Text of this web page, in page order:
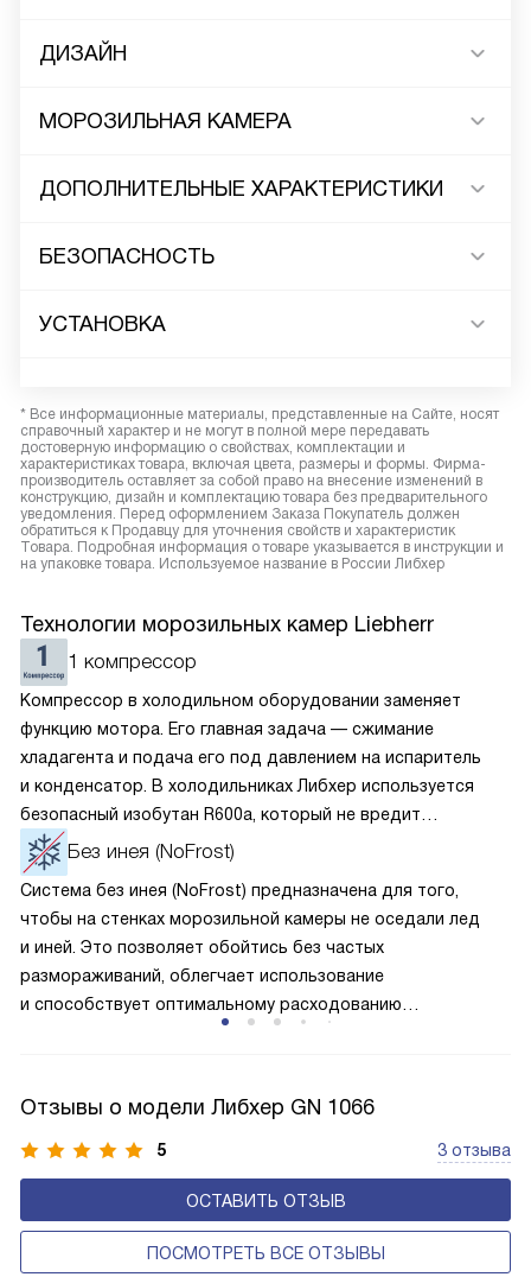
ДИЗАЙН
МОРОЗИЛЬНАЯ КАМЕРА
ДОПОЛНИТЕЛЬНЫЕ ХАРАКТЕРИСТИКИ
БЕЗОПАСНОСТЬ
УСТАНОВКА
* Все информационные материалы, представленные на Сайте, носят
справочный характер и не могут в полной мере передавать
достоверную информацию о свойствах, комплектации и
характеристиках товара, включая цвета, размеры и формы. Фирма-
производитель оставляет за собой право на внесение изменений в
конструкцию, дизайн и комплектацию товара без предварительного
уведомления. Перед оформлением Заказа Покупатель должен
обратиться к Продавцу для уточнения свойств и характеристик
Товара. Подробная информация о товаре указывается в инструкции и
на упаковке товара. Используемое название в России Либхер
Технологии морозильных камер Liebherr
1 компрессор
Компрессор в холодильном оборудовании заменяет
функцию мотора. Его главная задача — сжимание
хладагента и подача его под давлением на испаритель
и конденсатор. В холодильниках Либхер используется
безопасный изобутан R600a, который не вредит
окружающей среде. Компрессор перегоняет его
по охладительному контуру по принципу насоса. Чем
лучше работает «мотор» прибора, тем качественнее
и быстрее происходит охлаждение, затрачивается
меньше электроэнергии.
Без инея (NoFrost)
Система без инея (NoFrost) предназначена для того,
чтобы на стенках морозильной камеры не оседали лед
и иней. Это позволяет обойтись без частых
размораживаний, облегчает использование
и способствует оптимальному расходованию
камеры.
Отзывы о модели Либхер GN 1066
5 3 отзыва
ОСТАВИТЬ ОТЗЫВ
ПОСМОТРЕТЬ ВСЕ ОТЗЫВЫ